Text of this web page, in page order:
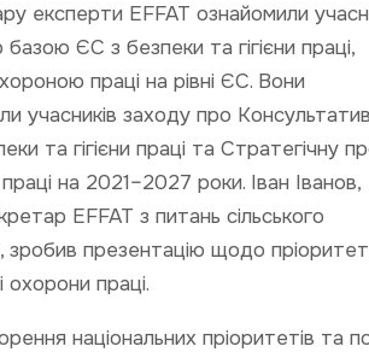
експерти EFFAT ознайомили
ЄС з безпеки та гігієни праці,
праці на рівні ЄС. Вони
учасників заходу про
та гігієни праці та Стратегічну
на 2021–2027 роки. Іван Іванов,
EFFAT з питань сільського
зробив презентацію щодо
охорони праці.
національних пріоритетів та